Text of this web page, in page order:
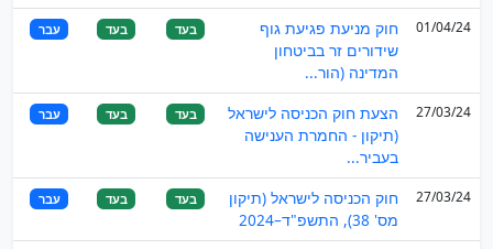
01/04/24
חוק מניעת פגיעת גוף
שידורים זר בביטחון
המדינה (הור...
בעד בעד עבר
27/03/24
הצעת חוק הכניסה לישראל
(תיקון - החמרת הענישה
בעביר...
בעד בעד עבר
27/03/24
חוק הכניסה לישראל (תיקון
מס' 38), התשפ"ד–2024
בעד בעד עבר